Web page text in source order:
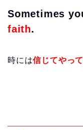
Sometimes
faith.
時には信じてやっ